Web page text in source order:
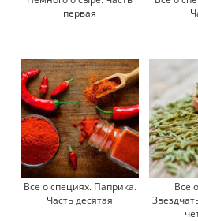
первая
Все о специях. Паприка.
Часть десятая
Все